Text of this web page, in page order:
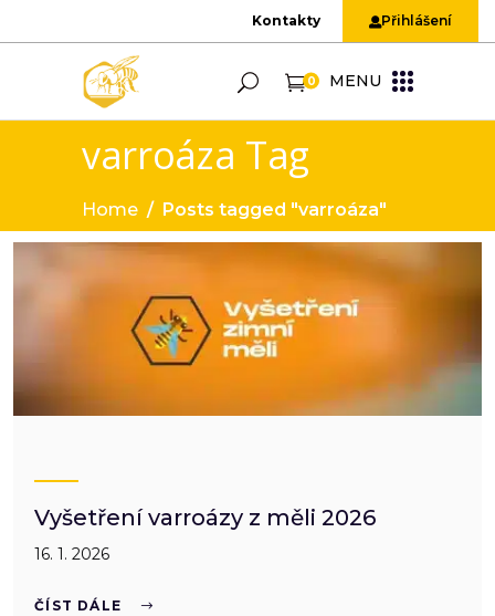
Kontakty Přihlášení
0 MENU
varroáza Tag
Home / Posts tagged "varroáza"
Vyšetření varroázy z měli 2026
16. 1. 2026
ČÍST DÁLE